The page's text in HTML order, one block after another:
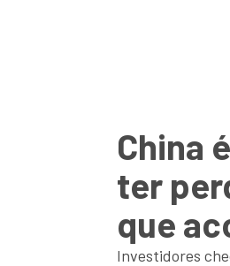
China
ter
que
Investidores